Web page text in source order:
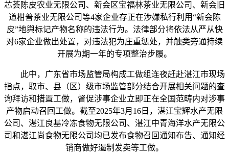
芯荟陈皮农业无限公司、新会区宝福林茶业无限公司、新会旧
道柑普茶业无限公司等4家企业存正在涉嫌私行利用“新会陈
皮”地舆标记产物名称的违法行为。法律部分将依法从严从快
对6家企业做出处置，对违法犯为庄重惩处，并触类旁通持续
开展为期一年的专项整治步履。
此中，广东省市场监管局构成工做组连夜赶赴湛江市现场
指点，取市、县（区）级市场监管部分结合开展相关问题的查
询拜访和措置工做，督促涉事企业立即正在全国范畴内对涉事
产物启动召回工做。截至2025年3月16日，湛江宝辉水产无限
公司、湛江良基冷冻食物无限公司、湛江中青海洋水产无限公
司和湛江尚食物无限公司均已发布食物召回通知布告、通知经
销商做好遏制发卖等工做。